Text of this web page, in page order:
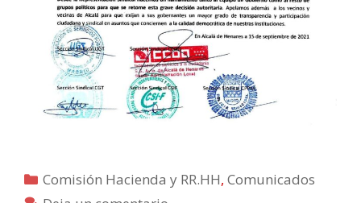
Categorías
Comisión Hacienda y RR.HH,Comunicados